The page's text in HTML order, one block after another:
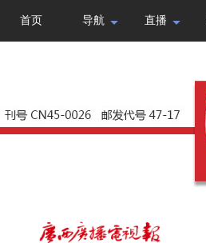
首页 导航 直播